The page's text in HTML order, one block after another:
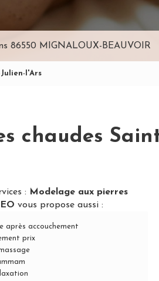
86550 MIGNALOUX-BEAUVOIR
l'Ars
chaudes
: Modelage aux pierres
vous propose aussi :
après accouchement
prix